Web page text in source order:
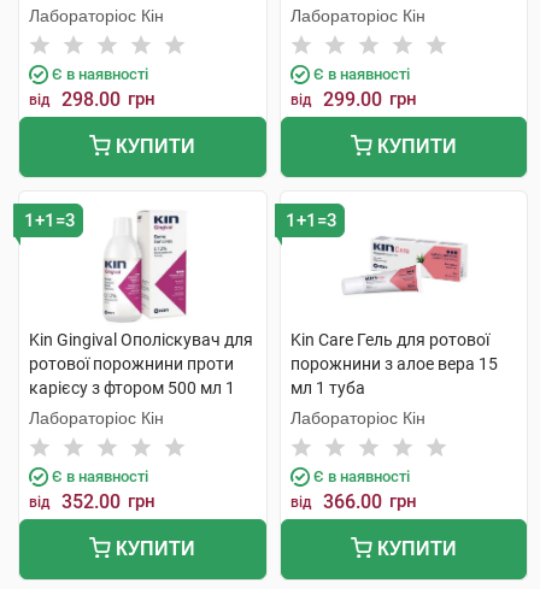
Лабораторіос Кін
Є в наявності
від 298.00 грн
КУПИТИ
Лабораторіос Кін
Є в наявності
від 299.00 грн
КУПИТИ
1+1=3
Kin Gingival Ополіскувач для
ротової порожнини проти
карієсу з фтором 500 мл 1
флакон
Лабораторіос Кін
Є в наявності
від 352.00 грн
КУПИТИ
1+1=3
Kin Care Гель для ротової
порожнини з алое вера 15
мл 1 туба
Лабораторіос Кін
Є в наявності
від 366.00 грн
КУПИТИ